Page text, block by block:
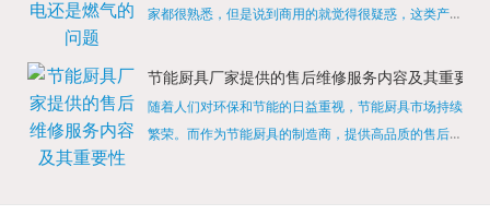
家都很熟悉，但是说到商用的就觉得很疑惑，这类产品
店用的就是商用的吗?还真别说，真被大家猜对了，这
节能厨具厂家提供的售后维修服务内容及其重要性
随着人们对环保和节能的日益重视，节能厨具市场持续
繁荣。而作为节能厨具的制造商，提供高品质的售后维